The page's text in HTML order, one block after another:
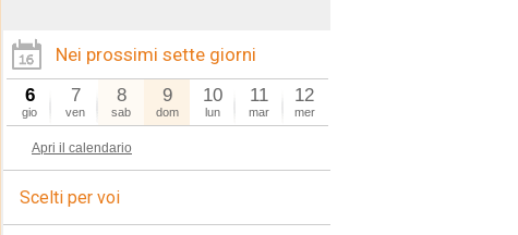
Nei prossimi sette giorni
6
gio
7
ven
8
sab
9
dom
10
lun
11
mar
12
mer
Apri il calendario
Scelti per voi